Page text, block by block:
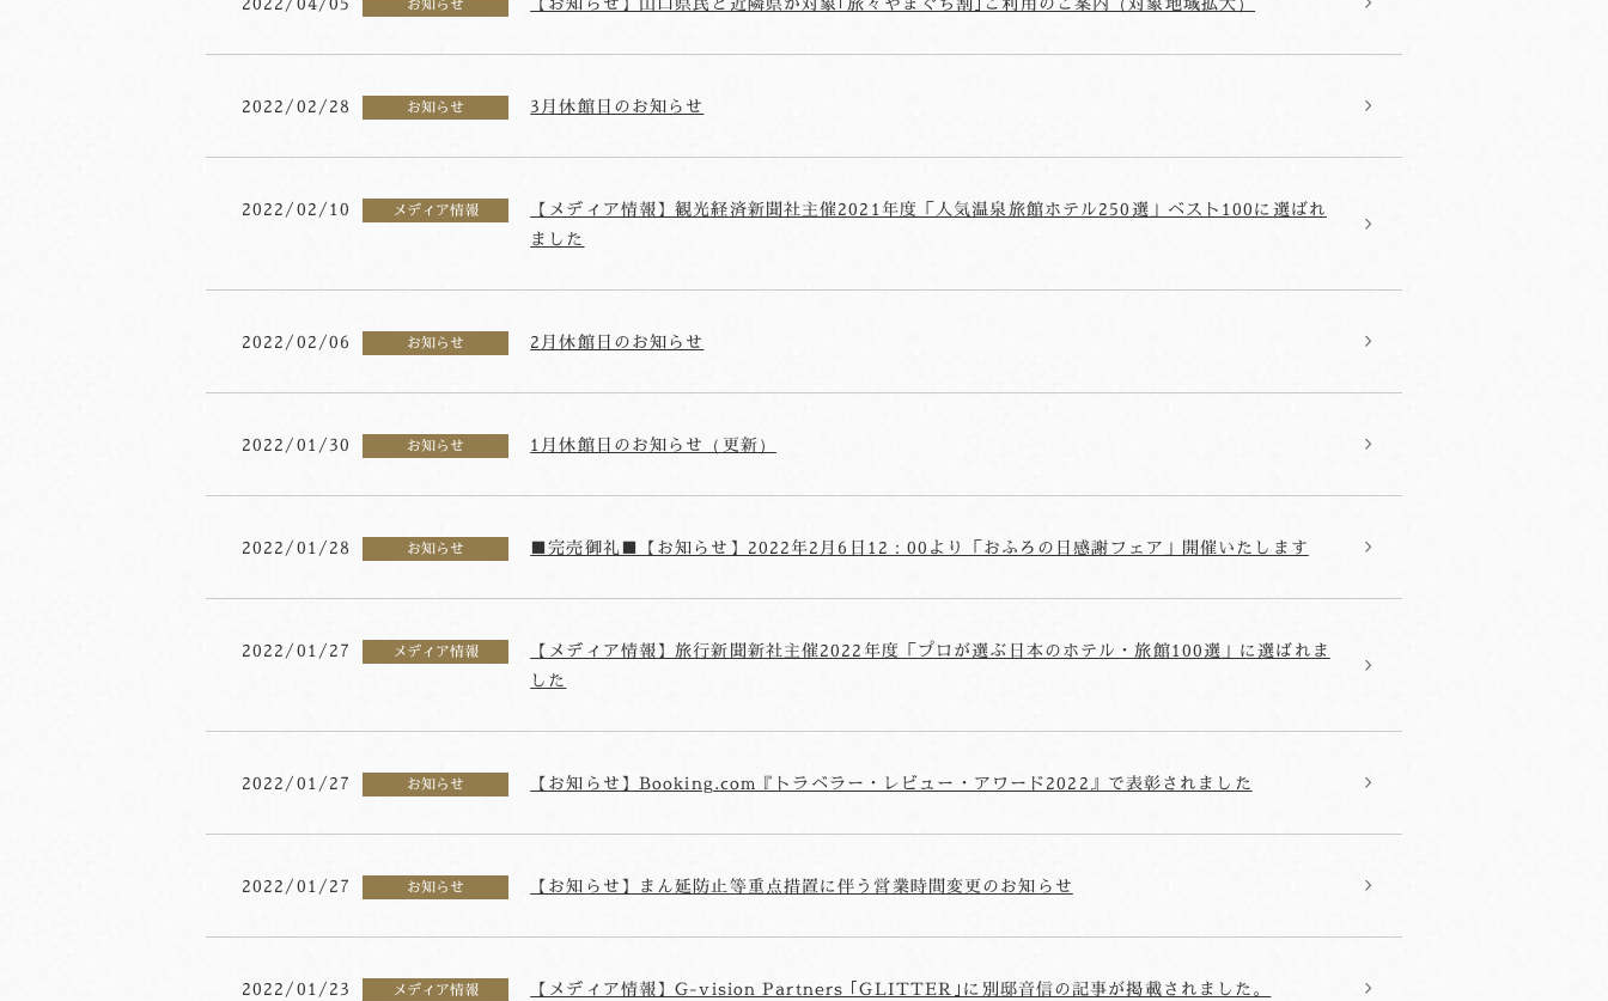
2022/02/28 お知らせ 3月休館日のお知らせ
2022/02/10 メディア情報
【メディア情報】観光経済新聞社主催2021年度「人気温泉旅館ホテル250選」ベスト100に選ばれ
ました
2022/02/06 お知らせ 2月休館日のお知らせ
2022/01/30 お知らせ 1月休館日のお知らせ（更新）
2022/01/28 お知らせ ■完売御礼■【お知らせ】2022年2月6日12：00より「おふろの日感謝フェア」開催いたします
2022/01/27 メディア情報
【メディア情報】旅行新聞新社主催2022年度「プロが選ぶ日本のホテル・旅館100選」に選ばれま
した
2022/01/27 お知らせ 【お知らせ】Booking.com『トラベラー・レビュー・アワード2022』で表彰されました
2022/01/27 お知らせ 【お知らせ】まん延防止等重点措置に伴う営業時間変更のお知らせ
2022/01/23 メディア情報 【メディア情報】G-vision Partners ｢GLITTER｣に別邸音信の記事が掲載されました。